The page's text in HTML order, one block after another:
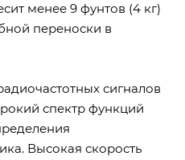
менее 9 фунтов (4 кг)
переноски в
сигналов
спектр функций
Высокая скорость